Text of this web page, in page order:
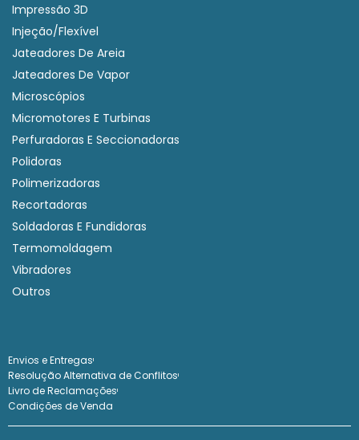
Impressão 3D
Injeção/Flexível
Jateadores De Areia
Jateadores De Vapor
Microscópios
Micromotores E Turbinas
Perfuradoras E Seccionadoras
Polidoras
Polimerizadoras
Recortadoras
Soldadoras E Fundidoras
Termomoldagem
Vibradores
Outros
Envios e Entregas
Resolução Alternativa de Conflitos
Livro de Reclamações
Condições de Venda